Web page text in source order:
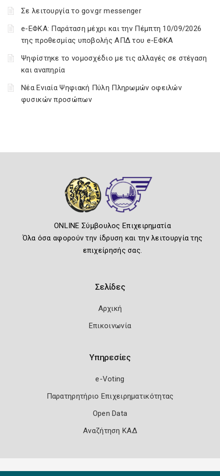
Σε λειτουργία το gov.gr messenger
e-ΕΦΚΑ: Παράταση μέχρι και την Πέμπτη 10/09/2026
της προθεσμίας υποβολής ΑΠΔ του e-ΕΦΚΑ
Ψηφίστηκε το νομοσχέδιο με τις αλλαγές σε στέγαση
και αναπηρία
Νέα Ενιαία Ψηφιακή Πύλη Πληρωμών οφειλών
φυσικών προσώπων
ONLINE Σύμβουλος Επιχειρηματία
Όλα όσα αφορούν την ίδρυση και την λειτουργία της
επιχείρησής σας.
Σελίδες
Αρχική
Επικοινωνία
Υπηρεσίες
e-Voting
Παρατηρητήριο Επιχειρηματικότητας
Open Data
Αναζήτηση ΚΑΔ